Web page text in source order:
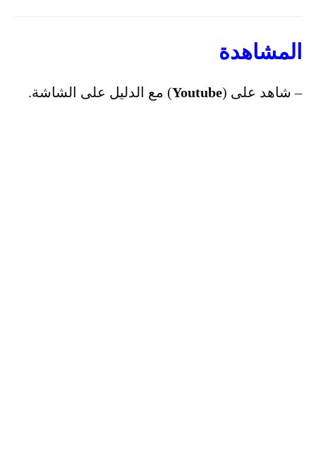
المشاهدة
– شاهد على (Youtube) مع الدليل على الشاشة.